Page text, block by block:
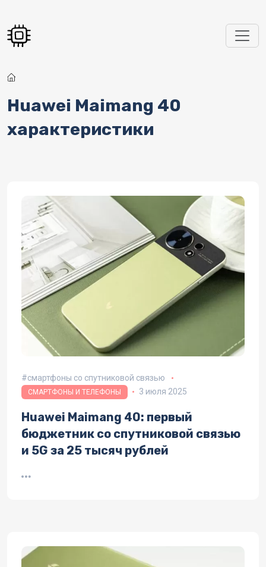
Huawei Maimang 40
характеристики
смартфоны со спутниковой связью
СМАРТФОНЫ И ТЕЛЕФОНЫ 3 июля 2025
Huawei Maimang 40: первый
бюджетник со спутниковой связью
и 5G за 25 тысяч рублей